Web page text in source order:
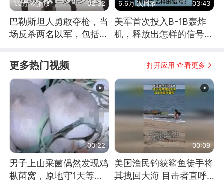
1.5万 次播放 02:32
巴勒斯坦人勇敢夺枪，当
场反杀两名以军，包括一
6.6万 次播放 03:43
美军首次投入B-1B轰炸
机，释放出怎样的信号？
更多热门视频 打开应用 查看更多
00:22
男子上山采菌偶然发现鸡
枞菌窝，原地守1天等它
00:09
美国渔民钓获鲨鱼徒手将
其拽回大海 目击者直呼